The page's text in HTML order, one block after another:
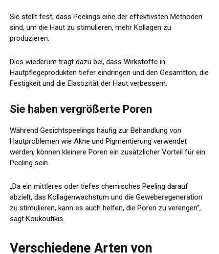
Sie stellt fest, dass Peelings eine der effektivsten Methoden
sind, um die Haut zu stimulieren, mehr Kollagen zu
produzieren.
Dies wiederum trägt dazu bei, dass Wirkstoffe in
Hautpflegeprodukten tiefer eindringen und den Gesamtton, die
Festigkeit und die Elastizität der Haut verbessern.
Sie haben vergrößerte Poren
Während Gesichtspeelings häufig zur Behandlung von
Hautproblemen wie Akne und Pigmentierung verwendet
werden, können kleinere Poren ein zusätzlicher Vorteil für ein
Peeling sein.
„Da ein mittleres oder tiefes chemisches Peeling darauf
abzielt, das Kollagenwachstum und die Geweberegeneration
zu stimulieren, kann es auch helfen, die Poren zu verengen“,
sagt Koukoufikis.
Verschiedene Arten von